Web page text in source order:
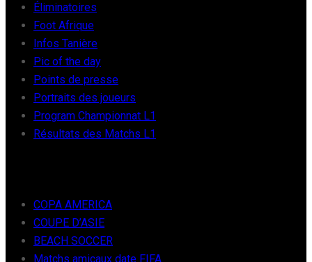
Éliminatoires
Foot Afrique
Infos Tanière
Pic of the day
Points de presse
Portraits des joueurs
Program Championnat L1
Résultats des Matchs L1
COPA AMERICA
COUPE D’ASIE
BEACH SOCCER
Matchs amicaux date FIFA